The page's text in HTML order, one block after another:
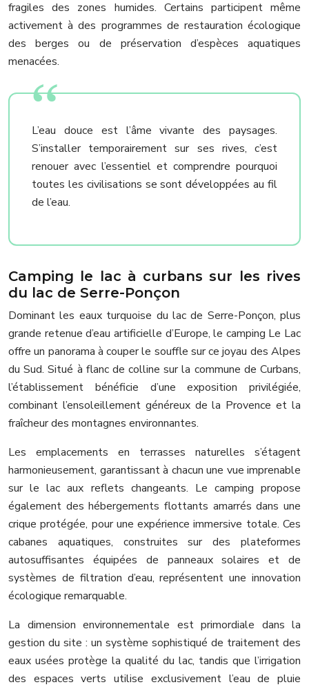
fragiles des zones humides. Certains participent même
activement à des programmes de restauration écologique
des berges ou de préservation d’espèces aquatiques
menacées.
L’eau douce est l’âme vivante des paysages.
S’installer temporairement sur ses rives, c’est
renouer avec l’essentiel et comprendre pourquoi
toutes les civilisations se sont développées au fil
de l’eau.
Camping le lac à curbans sur les rives
du lac de Serre-Ponçon
Dominant les eaux turquoise du lac de Serre-Ponçon, plus
grande retenue d’eau artificielle d’Europe, le camping Le Lac
offre un panorama à couper le souffle sur ce joyau des Alpes
du Sud. Situé à flanc de colline sur la commune de Curbans,
l’établissement bénéficie d’une exposition privilégiée,
combinant l’ensoleillement généreux de la Provence et la
fraîcheur des montagnes environnantes.
Les emplacements en terrasses naturelles s’étagent
harmonieusement, garantissant à chacun une vue imprenable
sur le lac aux reflets changeants. Le camping propose
également des hébergements flottants amarrés dans une
crique protégée, pour une expérience immersive totale. Ces
cabanes aquatiques, construites sur des plateformes
autosuffisantes équipées de panneaux solaires et de
systèmes de filtration d’eau, représentent une innovation
écologique remarquable.
La dimension environnementale est primordiale dans la
gestion du site : un système sophistiqué de traitement des
eaux usées protège la qualité du lac, tandis que l’irrigation
des espaces verts utilise exclusivement l’eau de pluie